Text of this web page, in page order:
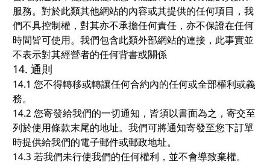
服務。對於此類其他網站的內容或其提供的任何項目，我
們不具控制權，對其亦不承擔任何責任，亦不保證在任何
時間皆可使用。我們包含此類外部網站的連接，此事實並
不表示對其經營者的任何背書或關係
14. 通則
14.1 您不得轉移或轉讓任何合約內的任何或全部權利或義
務。
14.2 您寄發給我們的一切通知，皆須以書面為之，寄交至
列於使用條款末尾的地址。我們可將通知寄發至您下訂單
時提供給我們的電子郵件或郵政地址。
14.3 若我們未行使我們的任何權利，並不會導致棄權。